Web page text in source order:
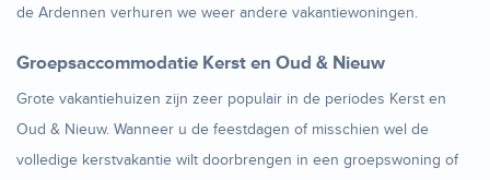
de Ardennen verhuren we weer andere vakantiewoningen.
Groepsaccommodatie Kerst en Oud & Nieuw
Grote vakantiehuizen zijn zeer populair in de periodes Kerst en
Oud & Nieuw. Wanneer u de feestdagen of misschien wel de
volledige kerstvakantie wilt doorbrengen in een groepswoning of